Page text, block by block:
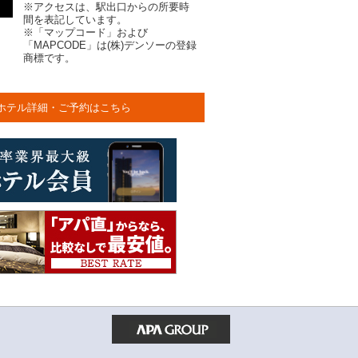
※アクセスは、駅出口からの所要時
間を表記しています。
※「マップコード」および
「MAPCODE」は(株)デンソーの登録
商標です。
テル詳細・ご予約はこちら